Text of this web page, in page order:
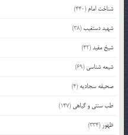
شناخت امام (440)
شهید دستغیب(38)
شیخ مفید(42)
شیعه شناسی (69)
صحیفه سجادیه (4)
طب سنتی و گیاهی (147)
ظهور (334)